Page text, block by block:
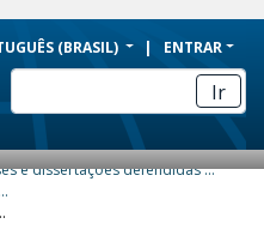
(BRASIL) ENTRAR
Ir
Teses e dissertações defendidas no CPII
Mestrado Profissional em Matemática (PROFMAT) - Dissertações
modelagem e tecnologias digitais